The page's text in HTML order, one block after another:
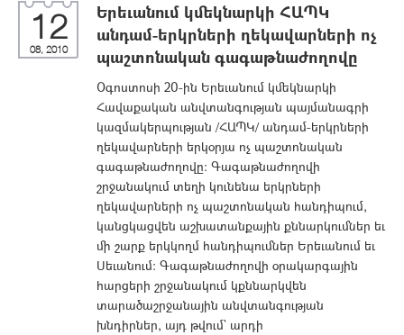
12
08, 2010
Երեւանում կմեկնարկի ՀԱՊԿ
անդամ-երկրների ղեկավարների ոչ
պաշտոնական գագաթնաժողովը
Օգոստոսի 20-ին Երեւանում կմեկնարկի
Հավաքական անվտանգության պայմանագրի
կազմակերպության /ՀԱՊԿ/ անդամ-երկրների
ղեկավարների երկօրյա ոչ պաշտոնական
գագաթնաժողովը: Գագաթնաժողովի
շրջանակում տեղի կունենա երկրների
ղեկավարների ոչ պաշտոնական հանդիպում,
կանցկացվեն աշխատանքային քննարկումներ եւ
մի շարք երկկողմ հանդիպումներ Երեւանում եւ
Սեւանում: Գագաթնաժողովի օրակարգային
հարցերի շրջանակում կքննարկվեն
տարածաշրջանային անվտանգության
խնդիրներ, այդ թվում` արդի